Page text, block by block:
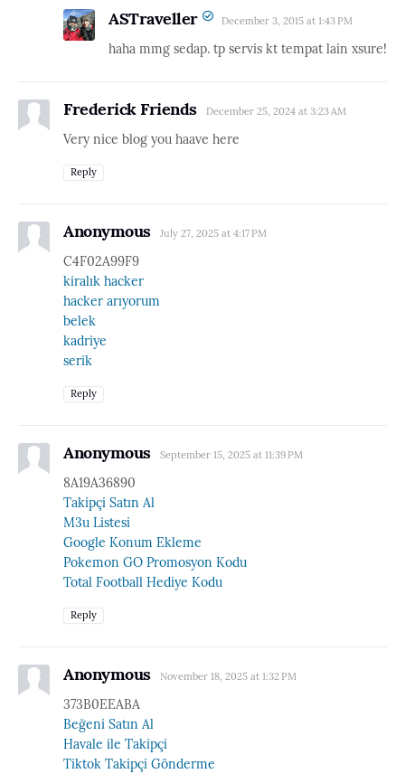
ASTraveller December 3, 2015 at 1:43 PM
haha mmg sedap. tp servis kt tempat lain xsure!
Frederick Friends December 25, 2024 at 3:23 AM
Very nice blog you haave here
Reply
Anonymous July 27, 2025 at 4:17 PM
C4F02A99F9
kiralık hacker
hacker arıyorum
belek
kadriye
serik
Reply
Anonymous September 15, 2025 at 11:39 PM
8A19A36890
Takipçi Satın Al
M3u Listesi
Google Konum Ekleme
Pokemon GO Promosyon Kodu
Total Football Hediye Kodu
Reply
Anonymous November 18, 2025 at 1:32 PM
373B0EEABA
Beğeni Satın Al
Havale ile Takipçi
Tiktok Takipçi Gönderme